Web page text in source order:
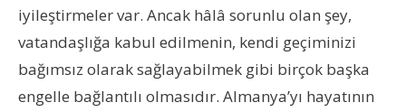
iyileştirmeler var. Ancak hâlâ sorunlu olan şey,
vatandaşlığa kabul edilmenin, kendi geçiminizi
bağımsız olarak sağlayabilmek gibi birçok başka
engelle bağlantılı olmasıdır. Almanya’yı hayatının